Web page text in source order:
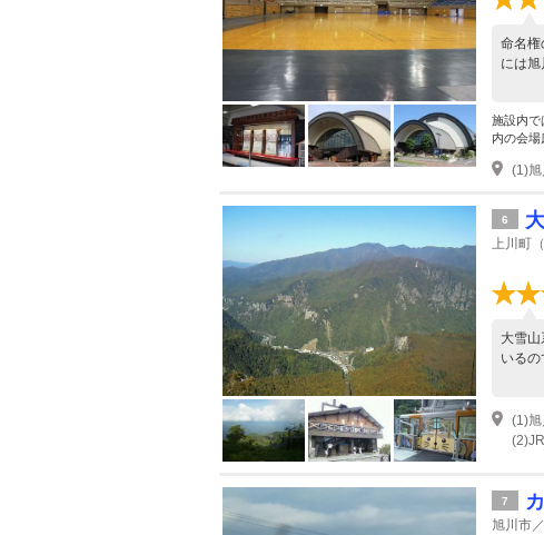
命名権
には
施設内
内の会場
(1)
6
上川町
大雪
いる
(1)旭
7
旭川市